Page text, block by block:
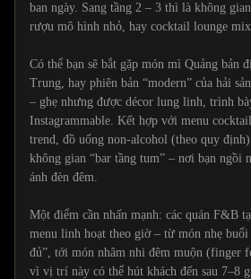
ban ngày. Sang tầng 2 – 3 thì là không
rượu mô hình nhỏ, hay cocktail lounge
Có thể bạn sẽ bắt gặp món mì Quảng bản
Trung, hay phiên bản “modern” của hải
– ghẹ nhưng được décor lung linh, trình
Instagrammable. Kết hợp với menu
trend, đồ uống non-alcohol (theo quy
không gian “bar tầng tum” – nơi bạn ngồi
ánh đèn đêm.
Một điểm cần nhấn mạnh: các quán F&B
menu linh hoạt theo giờ – từ món nhẹ
đủ”, tới món nhâm nhi đêm muộn (finger
vì vị trí này có thể hút khách đến sau 7–8